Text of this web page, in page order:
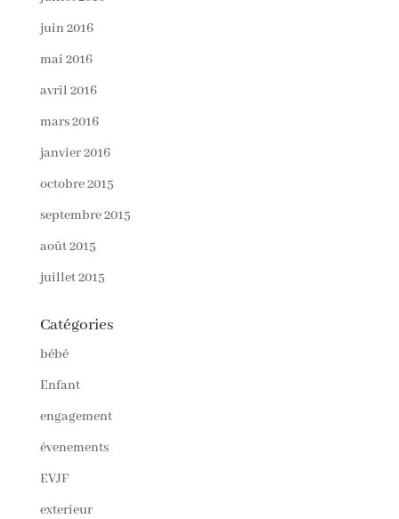
juin 2016
mai 2016
avril 2016
mars 2016
janvier 2016
octobre 2015
septembre 2015
août 2015
juillet 2015
Catégories
bébé
Enfant
engagement
évenements
EVJF
exterieur